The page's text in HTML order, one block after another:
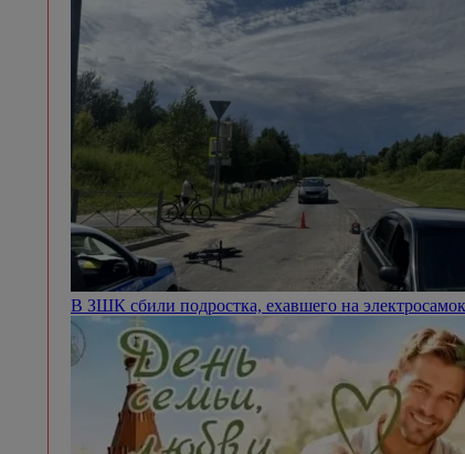
В ЗШК сбили подростка, ехавшего на